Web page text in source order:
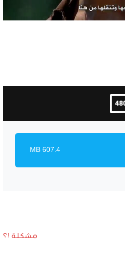
607.4 MB
مشكلة !؟